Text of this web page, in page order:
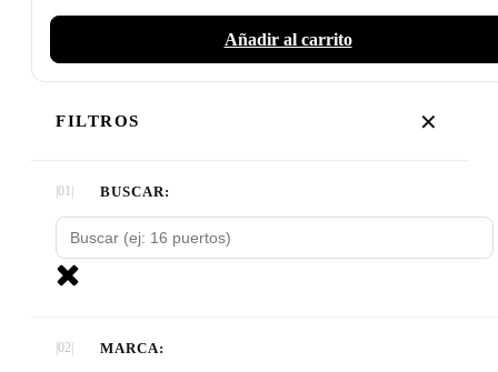
Añadir al carrito
FILTROS ✕
BUSCAR:
MARCA: